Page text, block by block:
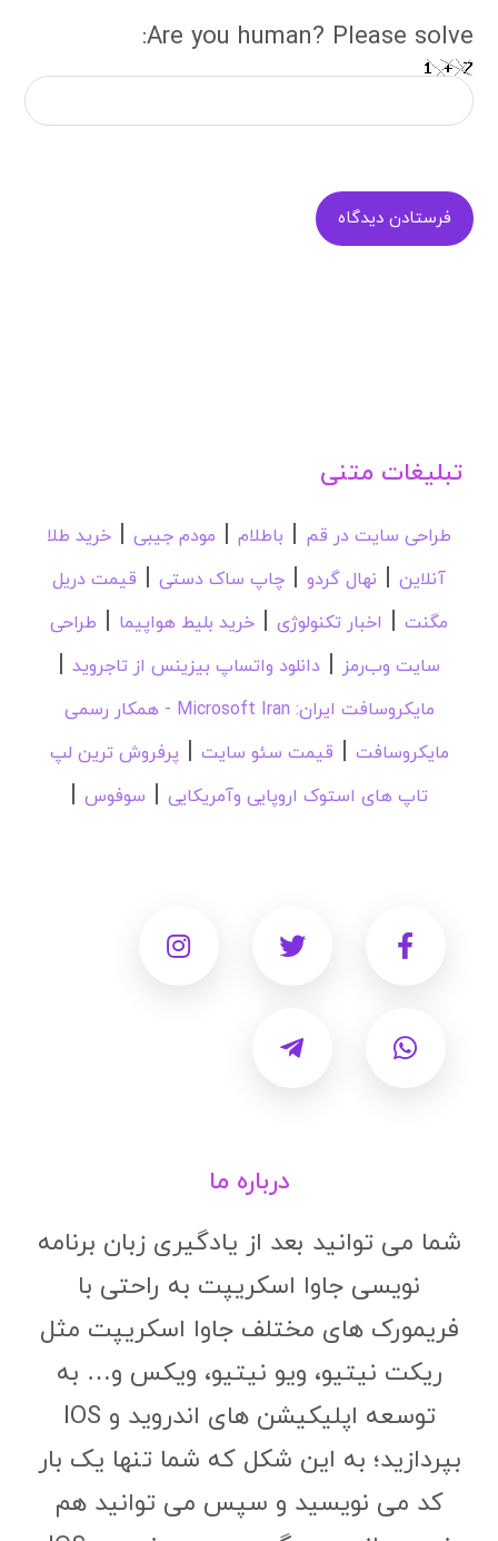
Are you human? Please solve:
فرستادن دیدگاه
تبلیغات متنی
طراحی سایت در قم | باطلام | مودم جیبی | خرید طلا
آنلاین | نهال گردو | چاپ ساک دستی | قیمت دریل
مگنت | اخبار تکنولوژی | خرید بلیط هواپیما | طراحی
سایت وب‌رمز | دانلود واتساپ بیزینس از تاجروید |
مایکروسافت ایران: Microsoft Iran - همکار رسمی
مایکروسافت | قیمت سئو سایت |پرفروش ترین لپ
تاپ های استوک اروپایی وآمریکایی | سوفوس |
درباره ما
شما می توانید بعد از یادگیری زبان برنامه
نویسی جاوا اسکریپت به راحتی با
فریمورک های مختلف جاوا اسکریپت مثل
ریکت نیتیو، ویو نیتیو، ویکس و… به
توسعه اپلیکیشن های اندروید و IOS
بپردازید؛ به این شکل که شما تنها یک بار
کد می نویسید و سپس می توانید هم